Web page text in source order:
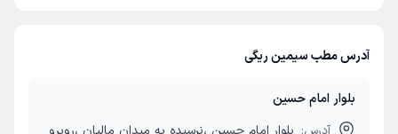
آدرس مطب سیمین ریگی
بلوار امام حسین